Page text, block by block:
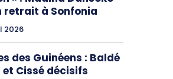
retrait à Sonfonia
2026
des Guinéens : Baldé
Cissé décisifs